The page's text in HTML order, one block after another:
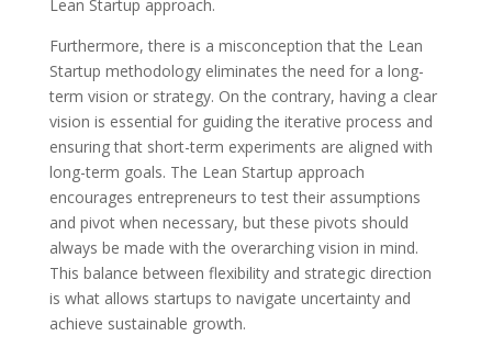
Lean Startup approach.
Furthermore, there is a misconception that the Lean
Startup methodology eliminates the need for a long-
term vision or strategy. On the contrary, having a clear
vision is essential for guiding the iterative process and
ensuring that short-term experiments are aligned with
long-term goals. The Lean Startup approach
encourages entrepreneurs to test their assumptions
and pivot when necessary, but these pivots should
always be made with the overarching vision in mind.
This balance between flexibility and strategic direction
is what allows startups to navigate uncertainty and
achieve sustainable growth.